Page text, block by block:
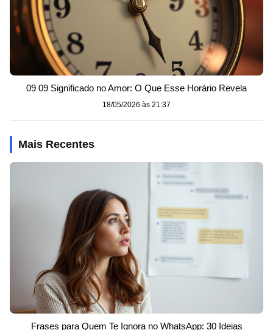
09 09 Significado no Amor: O Que Esse Horário Revela
18/05/2026 às 21:37
Mais Recentes
Frases para Quem Te Ignora no WhatsApp: 30 Ideias